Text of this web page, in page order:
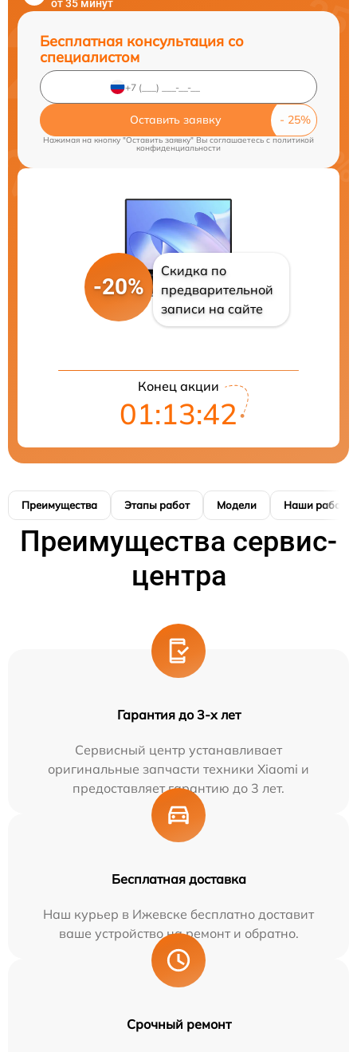
от 35 минут
Бесплатная консультация со
специалистом
Оставить заявку
Нажимая на кнопку "Оставить заявку" Вы соглашаетесь cполитикой
конфиденциальности
-20%
Скидка по
предварительной
записи на сайте
Конец акции
01:13:41
Преимущества Этапы работ Модели Наши работы
Преимущества сервис-
центра
Гарантия до 3-х лет
Сервисный центр устанавливает
оригинальные запчасти техники Xiaomi и
предоставляет гарантию до 3 лет.
Бесплатная доставка
Наш курьер в Ижевске бесплатно доставит
ваше устройство на ремонт и обратно.
Срочный ремонт